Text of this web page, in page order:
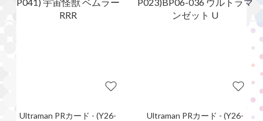
Ultraman PRカード - (Y26-
Ultraman PRカード - (Y26-